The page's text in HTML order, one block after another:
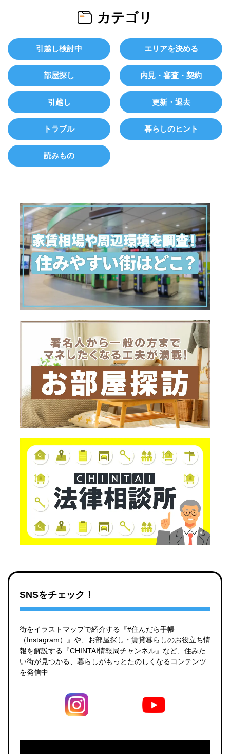
カテゴリ
引越し検討中 エリアを決める
部屋探し 内見・審査・契約
引越し 更新・退去
トラブル 暮らしのヒント
読みもの
SNSをチェック！
街をイラストマップで紹介する『#住んだら手帳
（Instagram）』や、お部屋探し・賃貸暮らしのお役立ち情
報を解説する『CHINTAI情報局チャンネル』など、住みた
い街が見つかる、暮らしがもっとたのしくなるコンテンツ
を発信中